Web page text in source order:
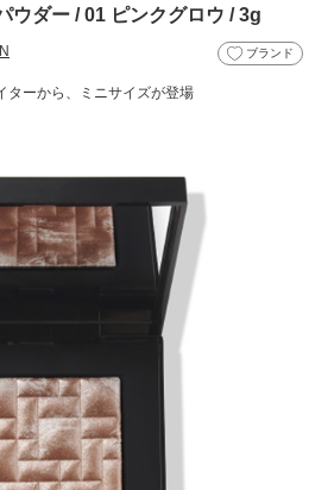
ウダー / 01 ピンクグロウ / 3g
ブランド
ターから、ミニサイズが登場